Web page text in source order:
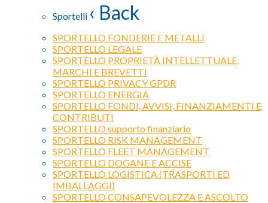
Sportelli ‹ Back
SPORTELLO FONDERIE E METALLI
SPORTELLO LEGALE
SPORTELLO PROPRIETÀ INTELLETTUALE,
MARCHI E BREVETTI
SPORTELLO PRIVACY GPDR
SPORTELLO ENERGIA
SPORTELLO FONDI, AVVISI, FINANZIAMENTI E
CONTRIBUTI
SPORTELLO supporto finanziario
SPORTELLO RISK MANAGEMENT
SPORTELLO FLEET MANAGEMENT
SPORTELLO DOGANE E ACCISE
SPORTELLO LOGISTICA (TRASPORTI ED
IMBALLAGGI)
SPORTELLO CONSAPEVOLEZZA E ASCOLTO